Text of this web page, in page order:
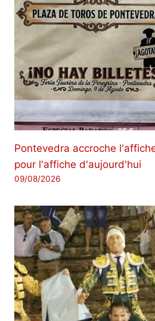
Pontevedra accroche
pour l'affiche d'aujourd'hui
09/08/2026